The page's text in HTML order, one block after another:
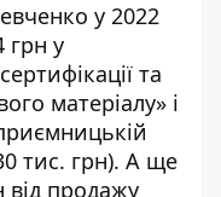
у 2022
грн у
та
матеріалу» і
тис. грн). А ще
продажу